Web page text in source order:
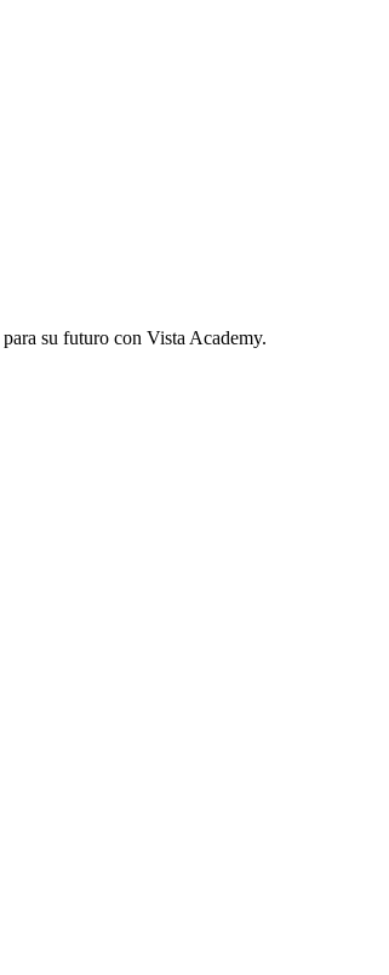
su futuro con Vista Academy.